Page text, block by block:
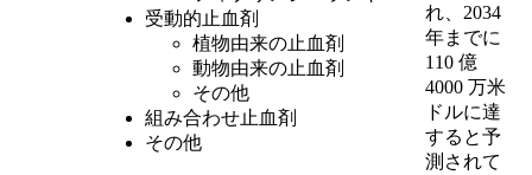
受動的止血剤
植物由来の止血剤
動物由来の止血剤
その他
組み合わせ止血剤
その他
れ、2034
年までに
110 億
4000 万米
ドルに達
すると予
測されて